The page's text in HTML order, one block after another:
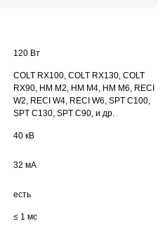
120 Вт
COLT RX100, COLT RX130, COLT
RX90, HM M2, HM M4, HM M6, RECI
W2, RECI W4, RECI W6, SPT C100,
SPT C130, SPT C90, и др.
40 кВ
32 мА
есть
≤ 1 мс